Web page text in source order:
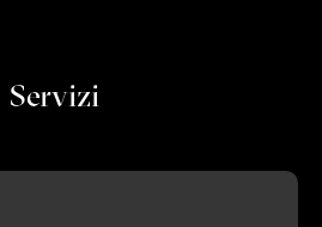
Servizi